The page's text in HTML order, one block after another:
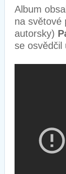
Album
na světové
autorsky)
se osvědčil